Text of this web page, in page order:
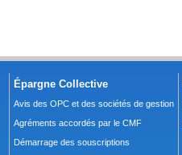
Épargne Collective
Avis des OPC et des sociétés de gestion
Agréments accordés par le CMF
Démarrage des souscriptions